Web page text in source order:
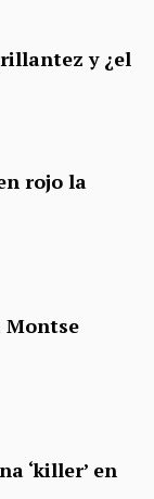
y ¿el
rojo la
Montse
‘killer’ en